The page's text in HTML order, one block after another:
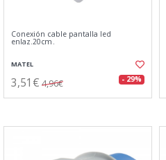
Conexión cable pantalla led
enlaz.20cm.
MATEL
3,51€ 4,96€ - 29%